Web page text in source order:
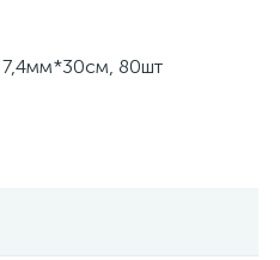
7,4мм*30см, 80шт